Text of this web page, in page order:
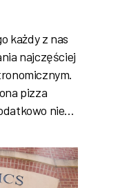
każdy z nas
najczęściej
pizza
nie…